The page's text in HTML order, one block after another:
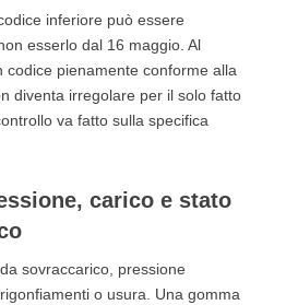
inferiore può essere
esserlo dal 16 maggio. Al
codice pienamente conforme alla
diventa irregolare per il solo fatto
va fatto sulla specifica
carico e stato
sovraccarico, pressione
o usura. Una gomma